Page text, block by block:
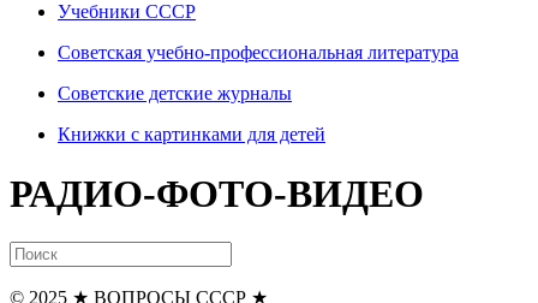
Учебники СССР
Советская учебно-профессиональная литература
Советские детские журналы
Книжки с картинками для детей
РАДИО-ФОТО-ВИДЕО
© 2025 ★ ВОПРОСЫ СССР ★